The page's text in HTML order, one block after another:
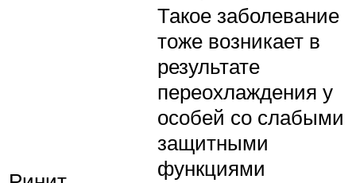
Такое заболевание
тоже возникает в
результате
переохлаждения у
особей со слабыми
защитными
функциями